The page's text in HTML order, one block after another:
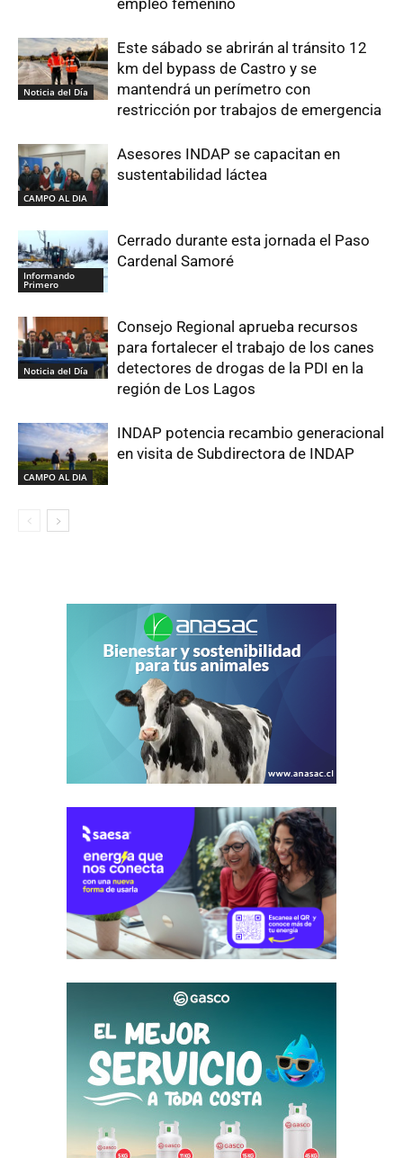
empleo femenino
Noticia del Día
Este sábado se abrirán al tránsito 12
km del bypass de Castro y se
mantendrá un perímetro con
restricción por trabajos de emergencia
CAMPO AL DIA
Asesores INDAP se capacitan en
sustentabilidad láctea
Informando
Primero
Cerrado durante esta jornada el Paso
Cardenal Samoré
Noticia del Día
Consejo Regional aprueba recursos
para fortalecer el trabajo de los canes
detectores de drogas de la PDI en la
región de Los Lagos
CAMPO AL DIA
INDAP potencia recambio generacional
en visita de Subdirectora de INDAP